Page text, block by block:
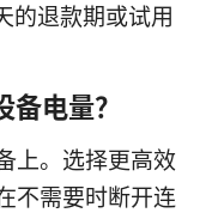
的退款期或试用
电量？
上。选择更高效
不需要时断开连